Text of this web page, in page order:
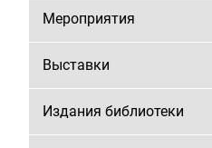
Мероприятия
Выставки
Издания библиотеки